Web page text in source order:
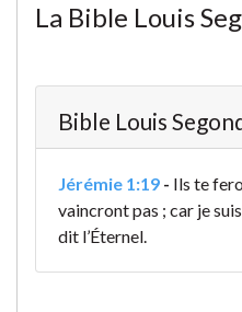
La Bible Louis
Bible Louis
Jérémie 1:19 - Ils te
vaincront pas ; car je
dit l’Éternel.